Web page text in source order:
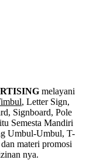
melayani
, Letter Sign,
Signboard, Pole
Semesta Mandiri
Umbul-Umbul, T-
materi promosi
nya.